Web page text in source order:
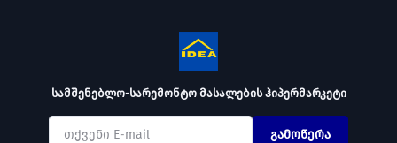
სამშენებლო-სარემონტო მასალების ჰიპერმარკეტი
გამოწერა